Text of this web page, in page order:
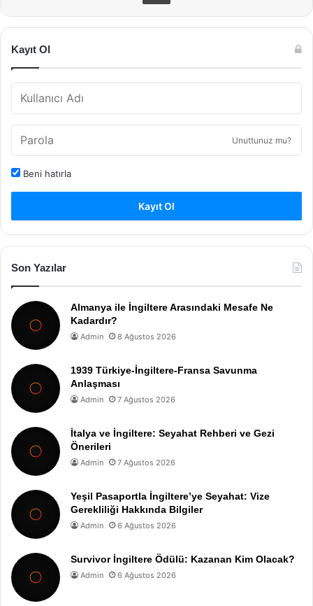
Kayıt Ol
Unuttunuz mu?
Beni hatırla
Kayıt Ol
Son Yazılar
Almanya ile İngiltere Arasındaki Mesafe Ne
Kadardır?
Admin 8 Ağustos 2026
1939 Türkiye-İngiltere-Fransa Savunma
Anlaşması
Admin 7 Ağustos 2026
İtalya ve İngiltere: Seyahat Rehberi ve Gezi
Önerileri
Admin 7 Ağustos 2026
Yeşil Pasaportla İngiltere’ye Seyahat: Vize
Gerekliliği Hakkında Bilgiler
Admin 6 Ağustos 2026
Survivor İngiltere Ödülü: Kazanan Kim Olacak?
Admin 6 Ağustos 2026